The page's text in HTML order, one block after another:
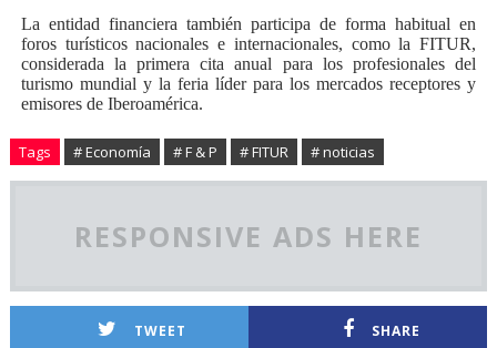
La entidad financiera también participa de forma habitual en
foros turísticos nacionales e internacionales, como la FITUR,
considerada la primera cita anual para los profesionales del
turismo mundial y la feria líder para los mercados receptores y
emisores de Iberoamérica.
Tags # Economía # F & P # FITUR # noticias
RESPONSIVE ADS HERE
TWEET SHARE